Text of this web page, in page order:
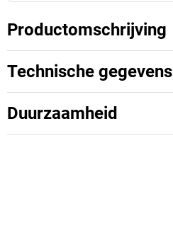
Productomschrijving
Technische gegevens
Duurzaamheid